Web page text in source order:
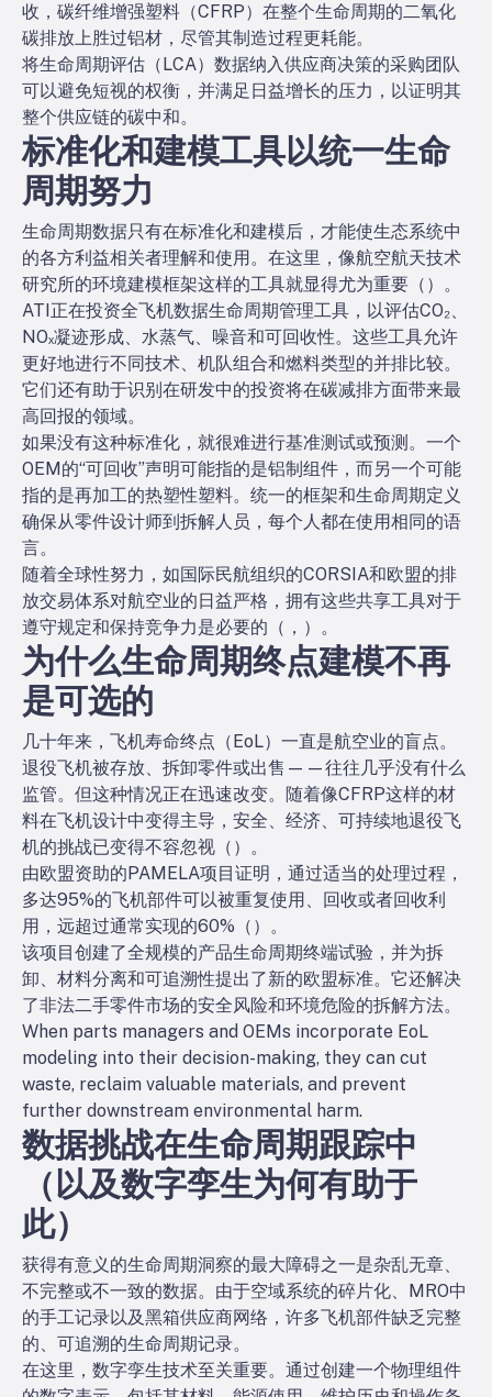
收，碳纤维增强塑料（CFRP）在整个生命周期的二氧化
碳排放上胜过铝材，尽管其制造过程更耗能。
将生命周期评估（LCA）数据纳入供应商决策的采购团队
可以避免短视的权衡，并满足日益增长的压力，以证明其
整个供应链的碳中和。
标准化和建模工具以统一生命
周期努力
生命周期数据只有在标准化和建模后，才能使生态系统中
的各方利益相关者理解和使用。在这里，像航空航天技术
研究所的环境建模框架这样的工具就显得尤为重要（ ）。
ATI正在投资全飞机数据生命周期管理工具，以评估CO₂、
NOₓ凝迹形成、水蒸气、噪音和可回收性。这些工具允许
更好地进行不同技术、机队组合和燃料类型的并排比较。
它们还有助于识别在研发中的投资将在碳减排方面带来最
高回报的领域。
如果没有这种标准化，就很难进行基准测试或预测。一个
OEM的“可回收”声明可能指的是铝制组件，而另一个可能
指的是再加工的热塑性塑料。统一的框架和生命周期定义
确保从零件设计师到拆解人员，每个人都在使用相同的语
言。
随着全球性努力，如国际民航组织的CORSIA和欧盟的排
放交易体系对航空业的日益严格，拥有这些共享工具对于
遵守规定和保持竞争力是必要的（ ， ）。
为什么生命周期终点建模不再
是可选的
几十年来，飞机寿命终点（EoL）一直是航空业的盲点。
退役飞机被存放、拆卸零件或出售——往往几乎没有什么
监管。但这种情况正在迅速改变。随着像CFRP这样的材
料在飞机设计中变得主导，安全、经济、可持续地退役飞
机的挑战已变得不容忽视（ ）。
由欧盟资助的PAMELA项目证明，通过适当的处理过程，
多达95%的飞机部件可以被重复使用、回收或者回收利
用，远超过通常实现的60%（ ）。
该项目创建了全规模的产品生命周期终端试验，并为拆
卸、材料分离和可追溯性提出了新的欧盟标准。它还解决
了非法二手零件市场的安全风险和环境危险的拆解方法。
When parts managers and OEMs incorporate EoL
modeling into their decision-making, they can cut
waste, reclaim valuable materials, and prevent
further downstream environmental harm.
数据挑战在生命周期跟踪中
（以及数字孪生为何有助于
此）
获得有意义的生命周期洞察的最大障碍之一是杂乱无章、
不完整或不一致的数据。由于空域系统的碎片化、MRO中
的手工记录以及黑箱供应商网络，许多飞机部件缺乏完整
的、可追溯的生命周期记录。
在这里，数字孪生技术至关重要。通过创建一个物理组件